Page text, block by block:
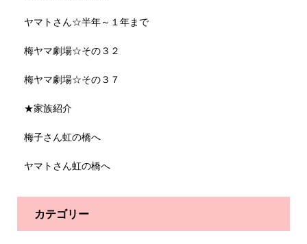
ヤマトさん☆半年～１年まで
梅ヤマ劇場☆その３２
梅ヤマ劇場☆その３７
★家族紹介
梅子さん虹の橋へ
ヤマトさん虹の橋へ
カテゴリー